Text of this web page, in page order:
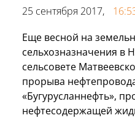
25 сентября 2017,
Еще весной на
сельхозназначения в
сельсовете
прорыва
«Бугурусланнефть»,
нефтесодержащей